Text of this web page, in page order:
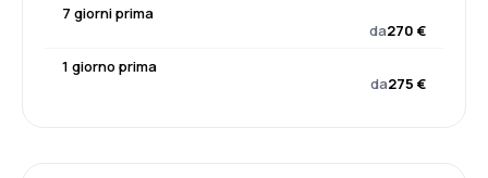
7 giorni prima
da270 €
1 giorno prima
da275 €